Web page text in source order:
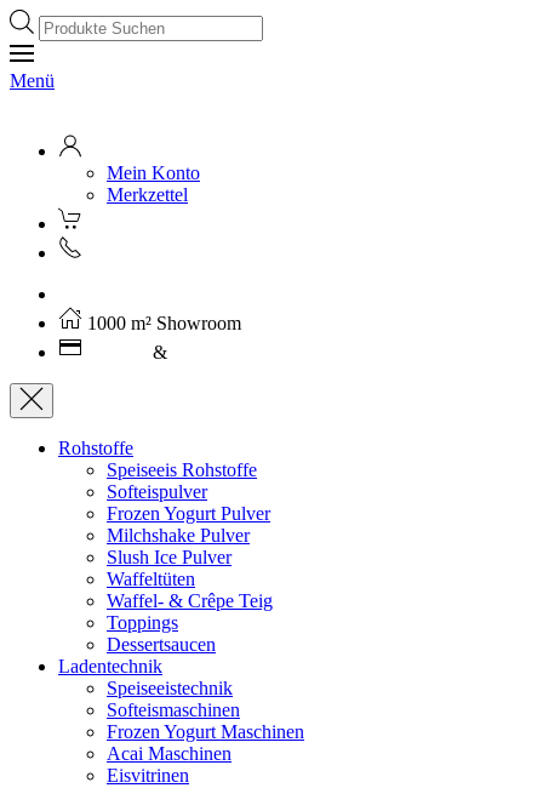
Products
search
Menü
Mein Konto
Merkzettel
1000 m² Showroom
&
Rohstoffe
Speiseeis Rohstoffe
Softeispulver
Frozen Yogurt Pulver
Milchshake Pulver
Slush Ice Pulver
Waffeltüten
Waffel- & Crêpe Teig
Toppings
Dessertsaucen
Ladentechnik
Speiseeistechnik
Softeismaschinen
Frozen Yogurt Maschinen
Acai Maschinen
Eisvitrinen